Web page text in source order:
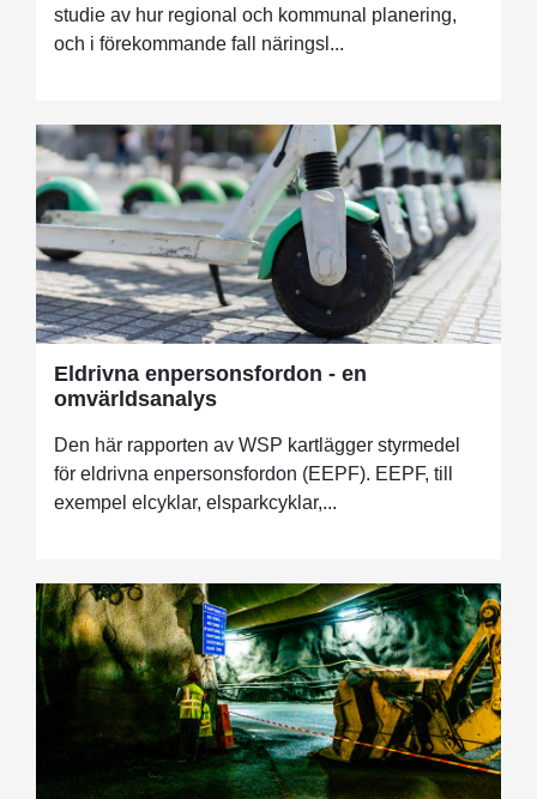
studie av hur regional och kommunal planering,
och i förekommande fall näringsl...
Eldrivna enpersonsfordon - en
omvärldsanalys
Den här rapporten av WSP kartlägger styrmedel
för eldrivna enpersonsfordon (EEPF). EEPF, till
exempel elcyklar, elsparkcyklar,...